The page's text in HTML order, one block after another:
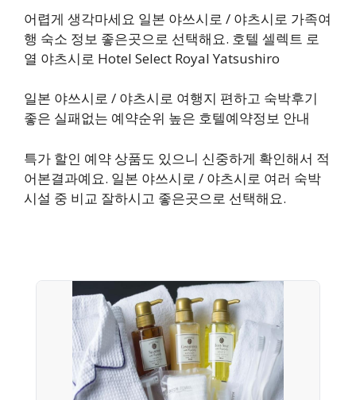
어렵게 생각마세요 일본 야쓰시로 / 야츠시로 가족여
행 숙소 정보 좋은곳으로 선택해요. 호텔 셀렉트 로
열 야츠시로 Hotel Select Royal Yatsushiro
일본 야쓰시로 / 야츠시로 여행지 편하고 숙박후기
좋은 실패없는 예약순위 높은 호텔예약정보 안내
특가 할인 예약 상품도 있으니 신중하게 확인해서 적
어본결과예요. 일본 야쓰시로 / 야츠시로 여러 숙박
시설 중 비교 잘하시고 좋은곳으로 선택해요.